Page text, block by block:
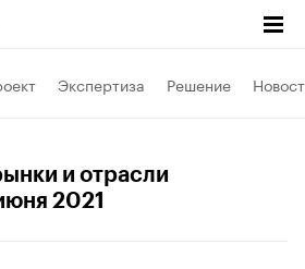
Экспертиза Решение
и отрасли
2021